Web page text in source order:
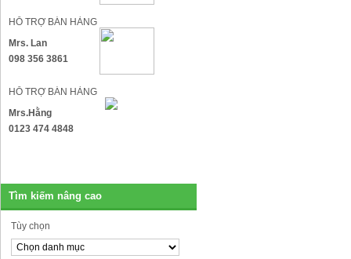
HỖ TRỢ BÁN HÀNG
Mrs. Lan
098 356 3861
HỖ TRỢ BÁN HÀNG
Mrs.Hằng
0123 474 4848
Tìm kiếm nâng cao
Tùy chọn